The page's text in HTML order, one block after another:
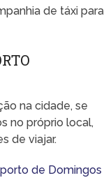
de táxi para
na cidade, se
no próprio local,
de viajar.
de Domingos